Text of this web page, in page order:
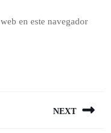
en este navegador
NEXT